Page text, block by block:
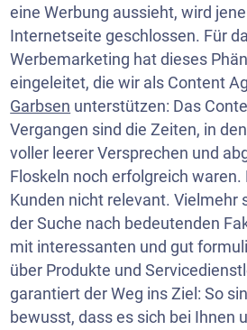
eine Werbung aussieht, wird
Internetseite geschlossen. Für
Werbemarketing hat dieses
eingeleitet, die wir als Content
Garbsen unterstützen: Das
Vergangen sind die Zeiten, in
voller leerer Versprechen und
Floskeln noch erfolgreich waren.
Kunden nicht relevant. Vielmehr
der Suche nach bedeutenden
mit interessanten und gut
über Produkte und
garantiert der Weg ins Ziel: So
bewusst, dass es sich bei Ihnen